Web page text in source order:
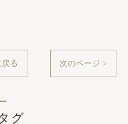
る 次のページ >
グ